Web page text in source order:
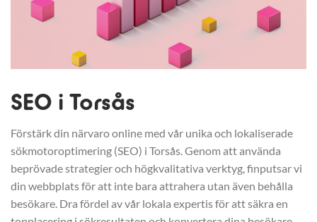
SEO i Torsås
Förstärk din närvaro online med vår unika och lokaliserade
sökmotoroptimering (SEO) i Torsås. Genom att använda
beprövade strategier och högkvalitativa verktyg, finputsar vi
din webbplats för att inte bara attrahera utan även behålla
besökare. Dra fördel av vår lokala expertis för att säkra en